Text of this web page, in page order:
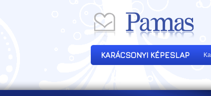
KARÁCSONYI KÉPESLAP